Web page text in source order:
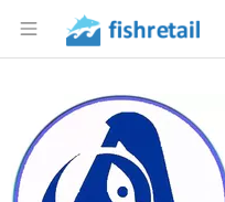
Раздел
Страница
Страница компанииАндреев
Краткая